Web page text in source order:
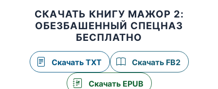
СКАЧАТЬ КНИГУ МАЖОР 2:
ОБЕЗБАШЕННЫЙ СПЕЦНАЗ
БЕСПЛАТНО
Скачать TXT Скачать FB2
Скачать EPUB